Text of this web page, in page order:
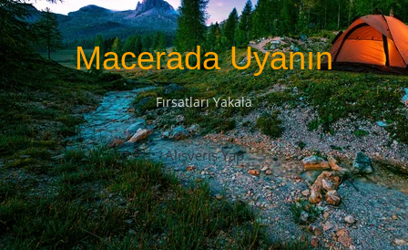
Macerada Uyanın
Fırsatları Yakala
Alışveriş Yap